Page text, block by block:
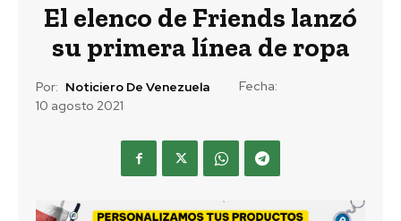
El elenco de Friends lanzó
su primera línea de ropa
Por: Noticiero De Venezuela
Fecha:
10 agosto 2021